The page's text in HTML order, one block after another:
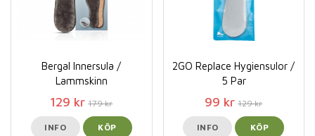
Bergal Innersula /
Lammskinn
129 kr 179 kr
INFO KÖP
2GO Replace Hygiensulor /
5 Par
99 kr 129 kr
INFO KÖP